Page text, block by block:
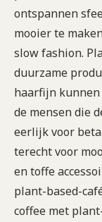
ontspannen
mooier te
slow fashion.
duurzame
haarfijn
de mensen die
eerlijk voor
terecht voor
en toffe
plant-based-
coffee met